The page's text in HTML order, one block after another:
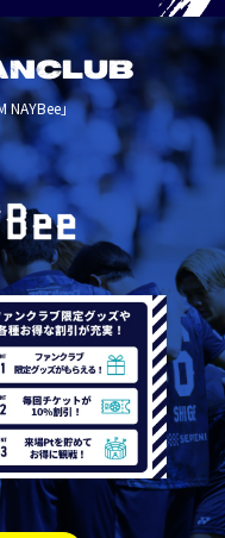
NAYBee」